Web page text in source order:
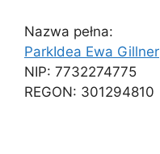
Nazwa pełna:
ParkIdea Ewa Gillner
NIP: 7732274775
REGON: 301294810